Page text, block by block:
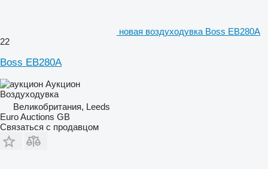
новая воздуходувка Boss EB280A
22
Boss EB280A
Аукцион
Воздуходувка
Великобритания, Leeds
Euro Auctions GB
Связаться с продавцом